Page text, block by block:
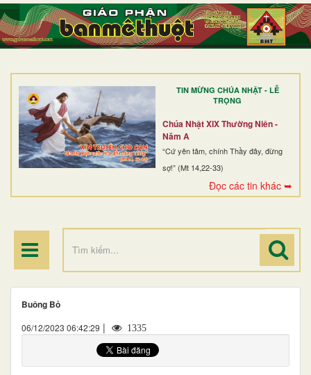
TIN MỪNG CHÚA NHẬT - LỄ
TRỌNG
Chúa Nhật XIX Thường Niên -
Năm A
“Cứ yên tâm, chính Thầy đây, đừng
sợ!” (Mt 14,22-33)
Đọc các tin khác ➥
TRANG NHẤT
GIỚI THIỆU
DÒNG TU
BAN MỤC VỤ
ĐOÀN THỂ CG
Buông Bỏ
06/12/2023 06:42:29 | 1335